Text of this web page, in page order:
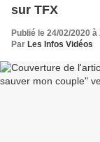
sur TFX
Publié le 24/02/2020 à
Par Les Infos Vidéos